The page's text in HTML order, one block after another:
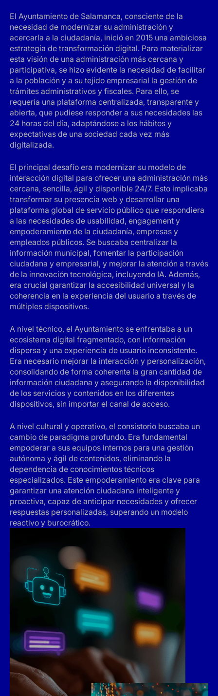
El Ayuntamiento de Salamanca, consciente de la
necesidad de modernizar su administración y
acercarla a la ciudadanía, inició en 2015 una ambiciosa
estrategia de transformación digital. Para materializar
esta visión de una administración más cercana y
participativa, se hizo evidente la necesidad de facilitar
a la población y a su tejido empresarial la gestión de
trámites administrativos y fiscales. Para ello, se
requería una plataforma centralizada, transparente y
abierta, que pudiese responder a sus necesidades las
24 horas del día, adaptándose a los hábitos y
expectativas de una sociedad cada vez más
digitalizada.
El principal desafío era modernizar su modelo de
interacción digital para ofrecer una administración más
cercana, sencilla, ágil y disponible 24/7. Esto implicaba
transformar su presencia web y desarrollar una
plataforma global de servicio público que respondiera
a las necesidades de usabilidad, engagement y
empoderamiento de la ciudadanía, empresas y
empleados públicos. Se buscaba centralizar la
información municipal, fomentar la participación
ciudadana y empresarial, y mejorar la atención a través
de la innovación tecnológica, incluyendo IA. Además,
era crucial garantizar la accesibilidad universal y la
coherencia en la experiencia del usuario a través de
múltiples dispositivos.
A nivel técnico, el Ayuntamiento se enfrentaba a un
ecosistema digital fragmentado, con información
dispersa y una experiencia de usuario inconsistente.
Era necesario mejorar la interacción y personalización,
consolidando de forma coherente la gran cantidad de
información ciudadana y asegurando la disponibilidad
de los servicios y contenidos en los diferentes
dispositivos, sin importar el canal de acceso.
A nivel cultural y operativo, el consistorio buscaba un
cambio de paradigma profundo. Era fundamental
empoderar a sus equipos internos para una gestión
autónoma y ágil de contenidos, eliminando la
dependencia de conocimientos técnicos
especializados. Este empoderamiento era clave para
garantizar una atención ciudadana inteligente y
proactiva, capaz de anticipar necesidades y ofrecer
respuestas personalizadas, superando un modelo
reactivo y burocrático.